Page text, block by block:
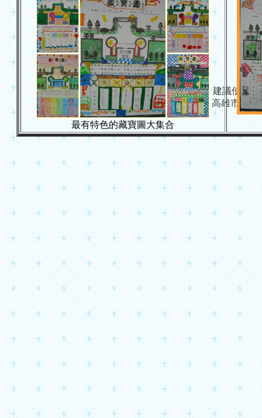
最有特色的藏寶圖大集合
建議使用
Copyright (c) 高雄市政府